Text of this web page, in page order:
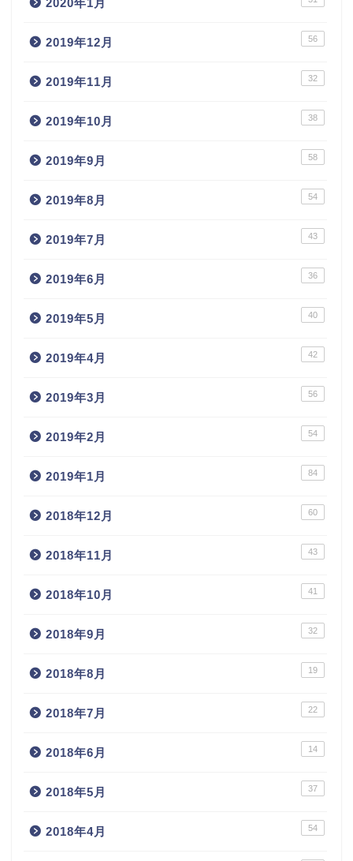
2020年1月
2019年12月 56
2019年11月 32
2019年10月 38
2019年9月 58
2019年8月 54
2019年7月 43
2019年6月 36
2019年5月 40
2019年4月 42
2019年3月 56
2019年2月 54
2019年1月 84
2018年12月 60
2018年11月 43
2018年10月 41
2018年9月 32
2018年8月 19
2018年7月 22
2018年6月 14
2018年5月 37
2018年4月 54